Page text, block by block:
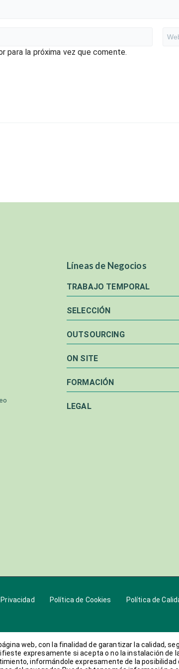
para la próxima vez que comente.
Líneas de Negocios
TRABAJO TEMPORAL
SELECCIÓN
OUTSOURCING
ON SITE
FORMACIÓN
LEGAL
Política de Cookies Política de
web, con la finalidad de garantizar la calidad,
expresamente si acepta o no la instalación de
informándole expresamente de la posibilidad